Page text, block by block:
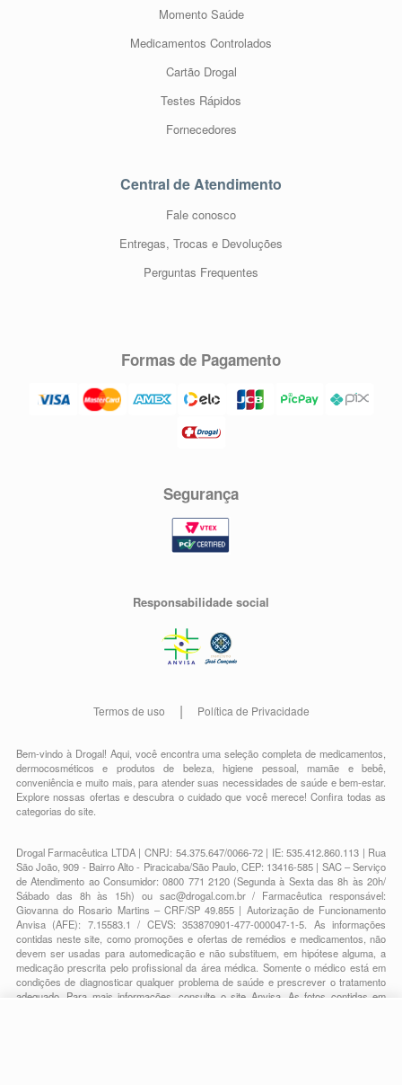
Momento Saúde
Medicamentos Controlados
Cartão Drogal
Testes Rápidos
Fornecedores
Central de Atendimento
Fale conosco
Entregas, Trocas e Devoluções
Perguntas Frequentes
Formas de Pagamento
Segurança
Responsabilidade social
Termos de uso Política de Privacidade
Bem-vindo à Drogal! Aqui, você encontra uma seleção completa demedicamentos
dermocosméticos e produtos de beleza,higiene pessoal,mamãe e bebê
conveniênciae muito mais, para atender suas necessidades de saúde e bem-estar.
Explore nossas ofertas e descubra o cuidado que você merece!Confira todas as
categorias do site.
Drogal Farmacêutica LTDA | CNPJ: 54.375.647/0066-72 | IE: 535.412.860.113 | Rua
São João, 909 - Bairro Alto - Piracicaba/São Paulo, CEP: 13416-585 | SAC – Serviço
de Atendimento ao Consumidor: 0800 771 2120 (Segunda à Sexta das 8h às 20h/
Sábado das 8h às 15h) ou sac@drogal.com.br/ Farmacêutica responsável:
Giovanna do Rosario Martins – CRF/SP 49.855 | Autorização de Funcionamento
Anvisa (AFE): 7.15583.1 / CEVS: 353870901-477-000047-1-5. As informações
contidas neste site, como promoções e ofertas de remédios e medicamentos, não
devem ser usadas para automedicação e não substituem, em hipótese alguma, a
medicação prescrita pelo profissional da área médica. Somente o médico está em
condições de diagnosticar qualquer problema de saúde e prescrever o tratamento
adequado. Para mais informações, consulte o site Anvisa. As fotos contidas em